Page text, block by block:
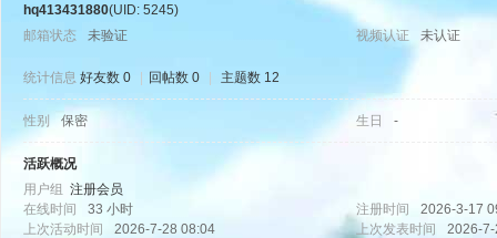
hq413431880(UID: 5245)
邮箱状态
未验证 视频认证 未认证
统计信息 好友数 0 回帖数 0 主题数 12
性别 保密 生日 -
活跃概况
用户组 注册会员
在线时间
33 小时 注册时间
2026-3-17
上次活动时间
2026-7-28 08:04 上次发表时间 2026-